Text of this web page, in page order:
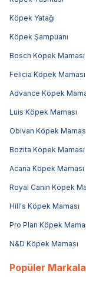
Köpek Yatağı
Köpek Şampuanı
Bosch Köpek Maması
Felicia Köpek Maması
Advance Köpek
Luis Köpek Maması
Obivan Köpek
Bozita Köpek Maması
Acana Köpek Maması
Royal Canin Köpek
Hill's Köpek Maması
Pro Plan Köpek
N&D Köpek Maması
Popüler